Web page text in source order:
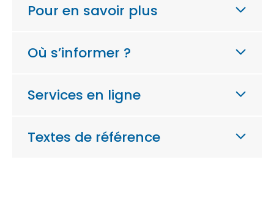
Pour en savoir plus
Où s’informer ?
Services en ligne
Textes de référence